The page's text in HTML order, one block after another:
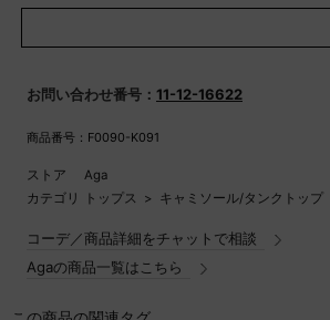
伸縮性
あり
家庭洗濯
お問い合わせ番号： 11-12-16622
商品番号：F0090-K091
ストア
Aga
カテゴリ
トップス > キャミソール/タンクトップ
コーデ／商品詳細をチャットで相談
Agaの商品一覧はこちら